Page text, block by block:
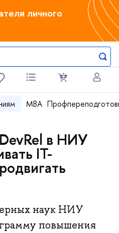
личного
MBA
в НИУ
IT-
наук НИУ
повышения